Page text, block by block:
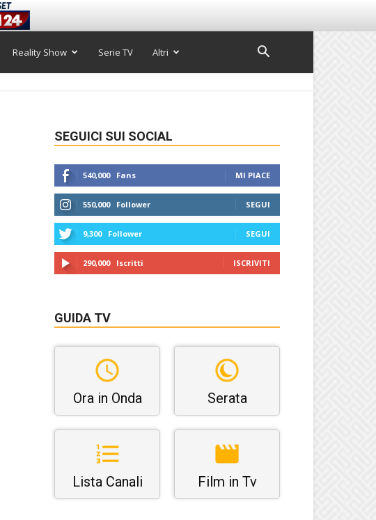
Reality Show Serie TV Altri
SEGUICI SUI SOCIAL
540,000 Fans MI PIACE
550,000 Follower SEGUI
9,300 Follower SEGUI
290,000 Iscritti ISCRIVITI
GUIDA TV
Ora in Onda Serata
Lista Canali Film in Tv